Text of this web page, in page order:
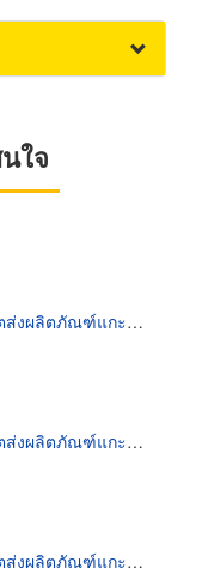
ใจ
ผลิตภัณฑ์แกะสลัก
ผลิตภัณฑ์แกะสลัก
ผลิตภัณฑ์แกะสลัก